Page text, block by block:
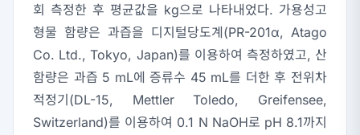
회 측정한 후 평균값을 kg으로 나타내었다. 가용성고
형물 함량은 과즙을 디지털당도계(PR-201α, Atago
Co. Ltd., Tokyo, Japan)를 이용하여 측정하였고, 산
함량은 과즙 5 mL에 증류수 45 mL를 더한 후 전위차
적정기(DL-15, Mettler Toledo, Greifensee,
Switzerland)를 이용하여 0.1 N NaOH로 pH 8.1까지